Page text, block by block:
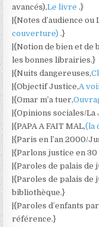
avancés),Le livre.}
|{Notes d’audience
couverture).}
|{Notion de bien et de
les bonnes librairies.}
|{Nuits dangereuses,
|{Objectif Justice,A
|{Omar m’a tuer,
|{Opinions sociales/
|{PAPA A FAIT MAL,(la
|{Paris en l’an 2000/
|{Parlons justice en
|{Paroles de palais de
|{Paroles de palais de
bibliothèque.}
|{Paroles d’enfants
référence.}